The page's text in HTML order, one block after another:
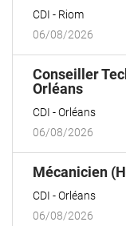
CDI
Riom
06/08/2026
Conseiller
Orléans
CDI
Orléans
06/08/2026
Mécanicien
CDI
Orléans
06/08/2026